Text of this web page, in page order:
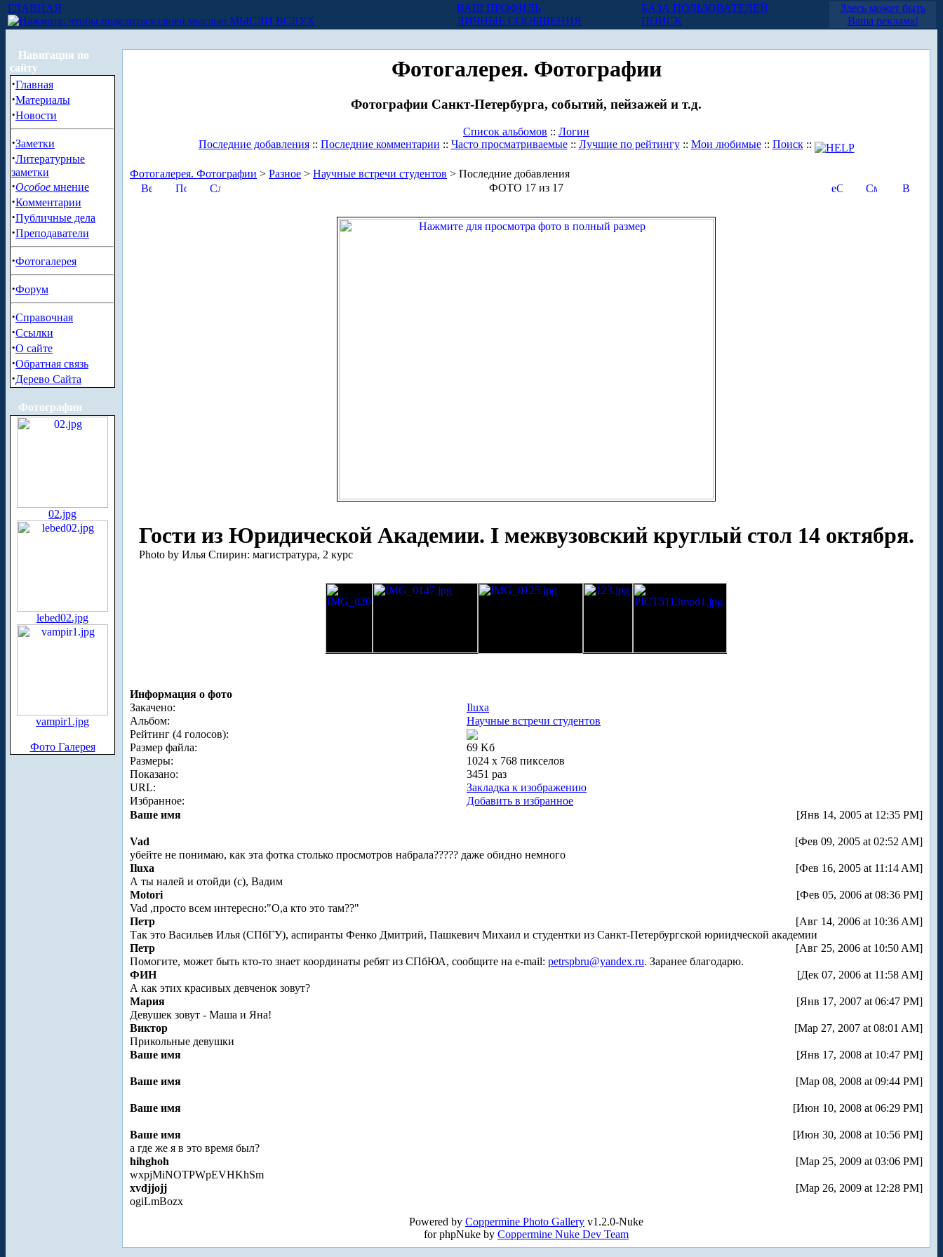
ГЛАВНАЯ
МЫСЛИ ВСЛУХ
ВАШ ПРОФИЛЬ
ЛИЧНЫЕ СООБЩЕНИЯ
БАЗА ПОЛЬЗОВАТЕЛЕЙ
ПОИСК
Здесь может быть
Ваша реклама!
Навигация по
сайту
·Главная
·Материалы
·Новости
·Заметки
·Литературные
заметки
·Особое мнение
·Комментарии
·Публичные дела
·Преподаватели
·Фотогалерея
·Форум
·Справочная
·Ссылки
·О сайте
·Обратная связь
·Дерево Сайта
Фотографии
02.jpg
lebed02.jpg
vampir1.jpg
Фото Галерея
Фотогалерея. Фотографии
Фотографии Санкт-Петербурга, событий, пейзажей и т.д.
Список альбомов :: Логин
Последние добавления:: Последние комментарии :: Часто просматриваемые:: Лучшие по рейтингу:: Мои любимые:: Поиск::
Фотогалерея. Фотографии > Разное > Научные встречи студентов > Последние добавления
ФОТО 17 из 17
Гости из Юридической Академии. I межвузовский круглый стол 14 октября.
Photo by Илья Спирин: магистратура, 2 курс
Информация о фото
Закачено:
Iluxa
Альбом:
Научные встречи студентов
Рейтинг (4 голосов):
Размер файла:
69 Kб
Размеры:
1024 x 768 пикселов
Показано:
3451 раз
URL:
Закладка к изображению
Избранное:
Добавить в избранное
Ваше имя
[Янв 14, 2005 at 12:35 PM]
Vad
[Фев 09, 2005 at 02:52 AM]
убейте не понимаю, как эта фотка столько просмотров набрала????? даже обидно немного
Iluxa
[Фев 16, 2005 at 11:14 AM]
А ты налей и отойди (с), Вадим
Motori
[Фев 05, 2006 at 08:36 PM]
Vad ,просто всем интересно:"О,а кто это там??"
Петр
[Авг 14, 2006 at 10:36 AM]
Так это Васильев Илья (СПбГУ), аспиранты Фенко Дмитрий, Пашкевич Михаил и студентки из Санкт-Петербургской юриидческой академии
Петр
[Авг 25, 2006 at 10:50 AM]
Помогите, может быть кто-то знает координаты ребят из СПбЮА, сообщите на e-mail: petrspbru@yandex.ru. Заранее благодарю.
ФИН
[Дек 07, 2006 at 11:58 AM]
А как этих красивых девченок зовут?
Мария
[Янв 17, 2007 at 06:47 PM]
Девушек зовут - Маша и Яна!
Виктор
[Мар 27, 2007 at 08:01 AM]
Прикольные девушки
Ваше имя
[Янв 17, 2008 at 10:47 PM]
Ваше имя [Мар 08, 2008 at 09:44 PM]
Ваше имя [Июн 10, 2008 at 06:29 PM]
Ваше имя
[Июн 30, 2008 at 10:56 PM]
а где же я в это время был?
hihghoh
[Мар 25, 2009 at 03:06 PM]
wxpjMiNOTPWpEVHKhSm
xvdjjojj
[Мар 26, 2009 at 12:28 PM]
ogiLmBozx
Powered by Coppermine Photo Gallery v1.2.0-Nuke
for phpNuke by Coppermine Nuke Dev Team